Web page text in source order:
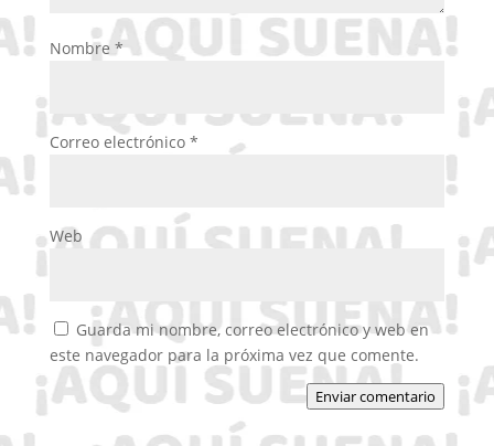
Nombre *
Correo electrónico *
Web
Guarda mi nombre, correo electrónico y web en
este navegador para la próxima vez que comente.
Enviar comentario